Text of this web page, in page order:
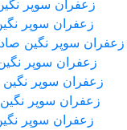
زعفران سوپر
زعفران سوپر
زعفران سوپر نگین
زعفران سوپر
زعفران سوپر نگین
زعفران سوپر نگین
زعفران سوپر